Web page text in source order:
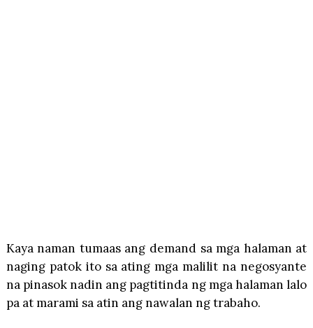
Kaya naman tumaas ang demand sa mga halaman at
naging patok ito sa ating mga malilit na negosyante
na pinasok nadin ang pagtitinda ng mga halaman lalo
pa at marami sa atin ang nawalan ng trabaho.